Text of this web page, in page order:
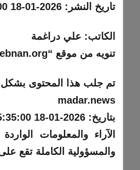
تاريخ النشر: 2026-01-18 15:35:00
الكاتب: علي دراغمة
تنويه من موقع “yalebnan.org”:
تم جلب هذا المحتوى
madar.news
بتاريخ: 2026-01-18 15:35:00
والمسؤولية الكاملة تقع